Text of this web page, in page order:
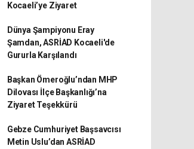
Kocaeli’ye Ziyaret
Dünya Şampiyonu Eray
Şamdan, ASRİAD Kocaeli'de
Gururla Karşılandı
Başkan Ömeroğlu’ndan MHP
Dilovası İlçe Başkanlığı’na
Ziyaret Teşekkürü
Gebze Cumhuriyet Başsavcısı
Metin Uslu’dan ASRİAD